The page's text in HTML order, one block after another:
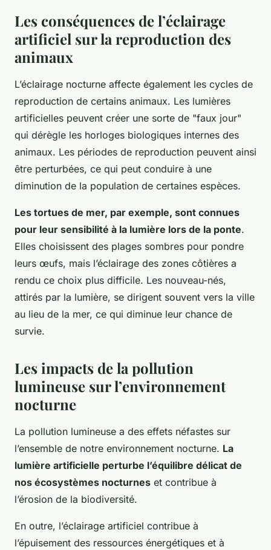
Les conséquences de l’éclairage
artificiel sur la reproduction des
animaux
L’éclairage nocturne affecte également les cycles de
reproduction de certains animaux. Les lumières
artificielles peuvent créer une sorte de "faux jour"
qui dérègle les horloges biologiques internes des
animaux. Les périodes de reproduction peuvent ainsi
être perturbées, ce qui peut conduire à une
diminution de la population de certaines espèces.
Les tortues de mer, par exemple, sont connues
pour leur sensibilité à la lumière lors de la ponte.
Elles choisissent des plages sombres pour pondre
leurs œufs, mais l’éclairage des zones côtières a
rendu ce choix plus difficile. Les nouveau-nés,
attirés par la lumière, se dirigent souvent vers la ville
au lieu de la mer, ce qui diminue leur chance de
survie.
Les impacts de la pollution
lumineuse sur l’environnement
nocturne
La pollution lumineuse a des effets néfastes sur
l’ensemble de notre environnement nocturne. La
lumière artificielle perturbe l’équilibre délicat de
nos écosystèmes nocturnes et contribue à
l’érosion de la biodiversité.
En outre, l’éclairage artificiel contribue à
l’épuisement des ressources énergétiques et à